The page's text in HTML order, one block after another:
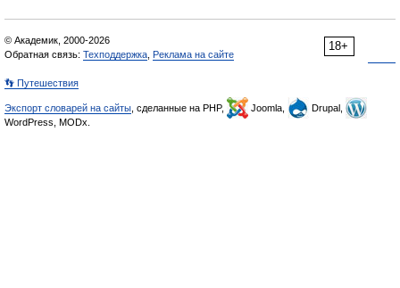
18+
© Академик, 2000-2026
Обратная связь: Техподдержка Реклама на сайте
👣 Путешествия
Экспорт словарей на сайты , сделанные на PHP, Joomla,
Drupal,
WordPress, MODx.